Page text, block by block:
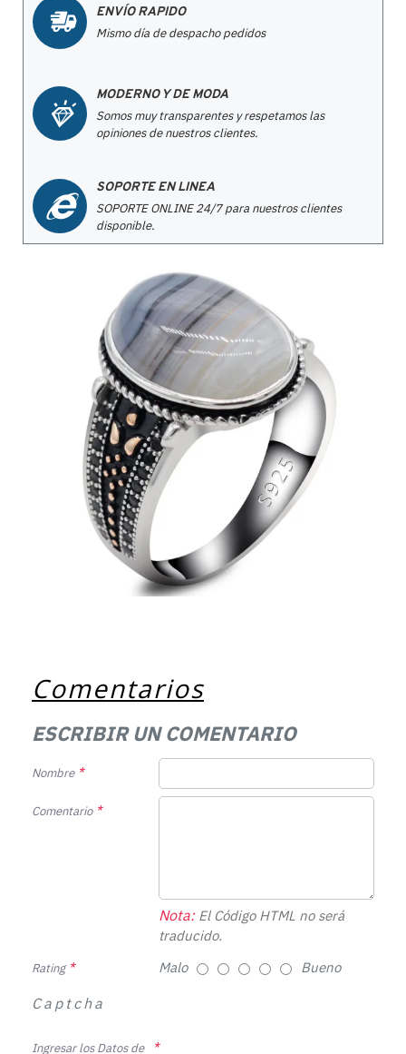
ENVÍO RAPIDO
Mismo día de despacho pedidos
MODERNO Y DE MODA
Somos muy transparentes y respetamos las
opiniones de nuestros clientes.
SOPORTE EN LINEA
SOPORTE ONLINE 24/7 para nuestros clientes
disponible.
Comentarios
ESCRIBIR UN COMENTARIO
Nombre
Comentario
Nota:El Código HTML no será
traducido.
Rating Malo Bueno
Captcha
Ingresar los Datos de